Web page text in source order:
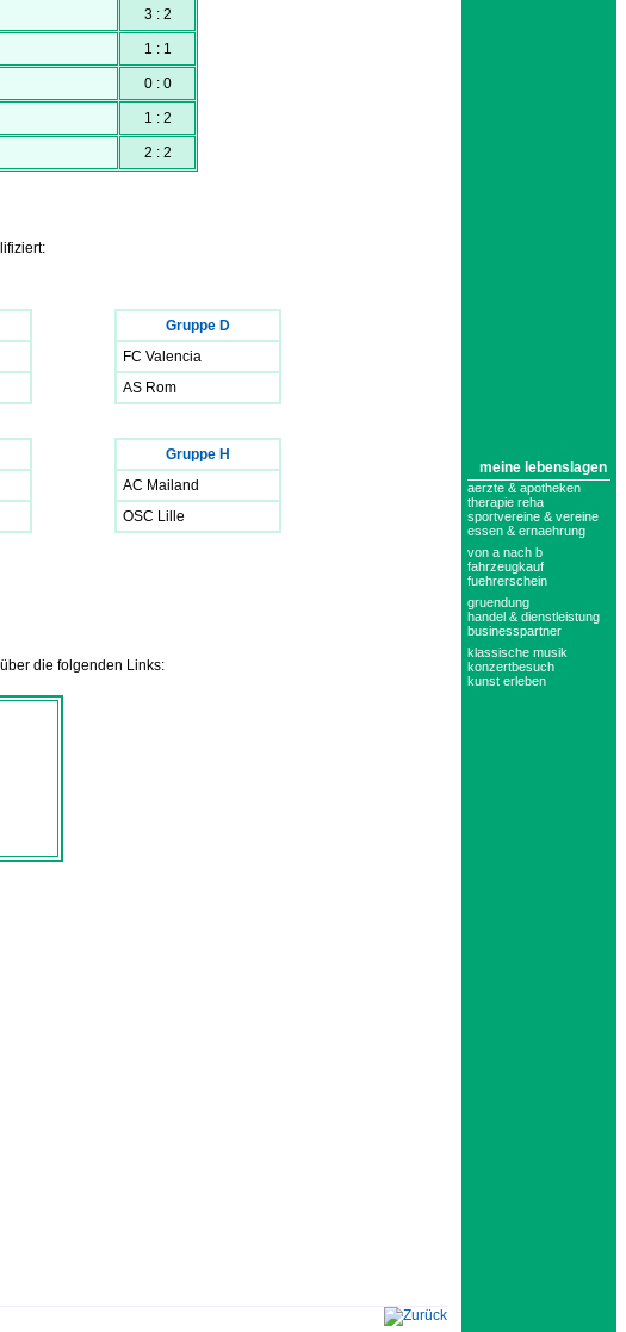
3 : 2
1 : 1
0 : 0
1 : 2
2 : 2
Gruppe D
FC Valencia
AS Rom
Gruppe H
AC Mailand
OSC Lille
die folgenden Links:
meine lebenslagen
aerzte & apotheken
therapie reha
sportvereine & vereine
essen & ernaehrung
von a nach b
fahrzeugkauf
fuehrerschein
gruendung
handel & dienstleistung
businesspartner
klassische musik
konzertbesuch
kunst erleben